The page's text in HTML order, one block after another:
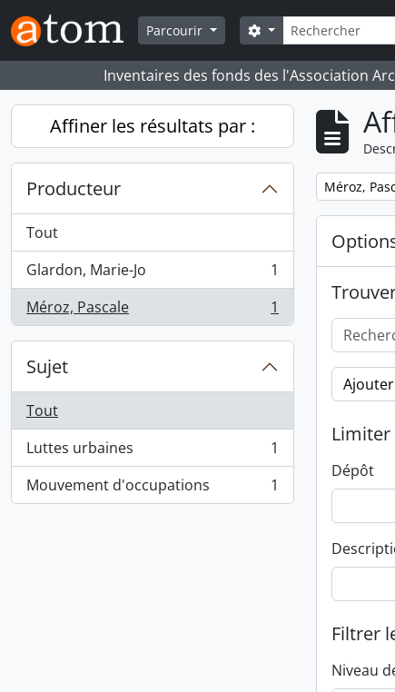
Skip to main content
Parcourir
Rechercher
Search options
Inventaires des fonds des l'Association
Affiner les résultats par :
Producteur
Tout
Glardon, Marie-Jo
, 1 résultats
1
Méroz, Pascale
, 1 résultats 1
Sujet
Tout
Luttes urbaines
, 1 résultats
1
Mouvement d'occupations
, 1 résultats 1
Remove
Méroz,
Limiter
Dépôt
Filtrer
Niveau